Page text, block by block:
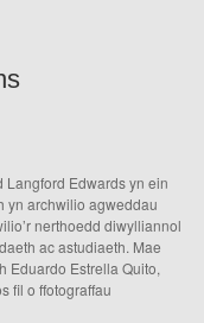
Edwards yn ein
yn archwilio agweddau
nerthoedd diwylliannol
ac astudiaeth. Mae
Eduardo Estrella Quito,
fil o ffotograffau